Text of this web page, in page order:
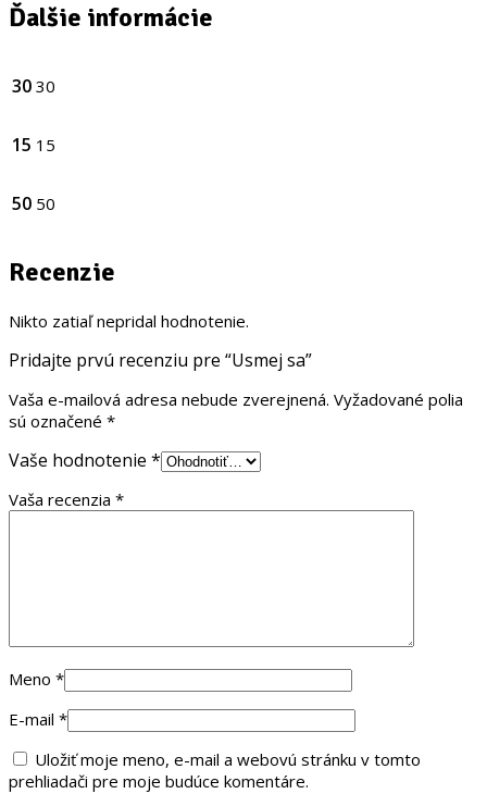
Ďalšie informácie
30 30
15 15
50 50
Recenzie
Nikto zatiaľ nepridal hodnotenie.
Pridajte prvú recenziu pre “Usmej sa”
Vaša e-mailová adresa nebude zverejnená. Vyžadované polia
sú označené *
Vaše hodnotenie *
Vaša recenzia *
Meno *
E-mail *
Uložiť moje meno, e-mail a webovú stránku v tomto
prehliadači pre moje budúce komentáre.